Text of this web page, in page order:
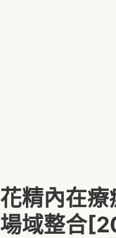
花精內在
場域整合